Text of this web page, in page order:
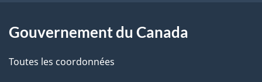
l
Gouvernement du Canada
Toutes les coordonnées